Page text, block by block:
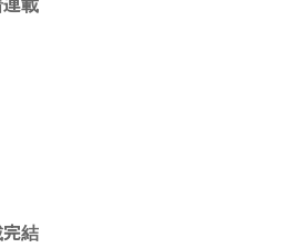
連載
結